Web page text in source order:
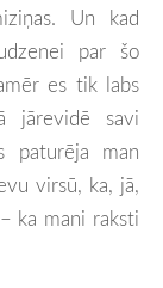
Un kad
par šo
es tik labs
jārevidē savi
paturēja man
virsū, ka, jā,
ka mani raksti